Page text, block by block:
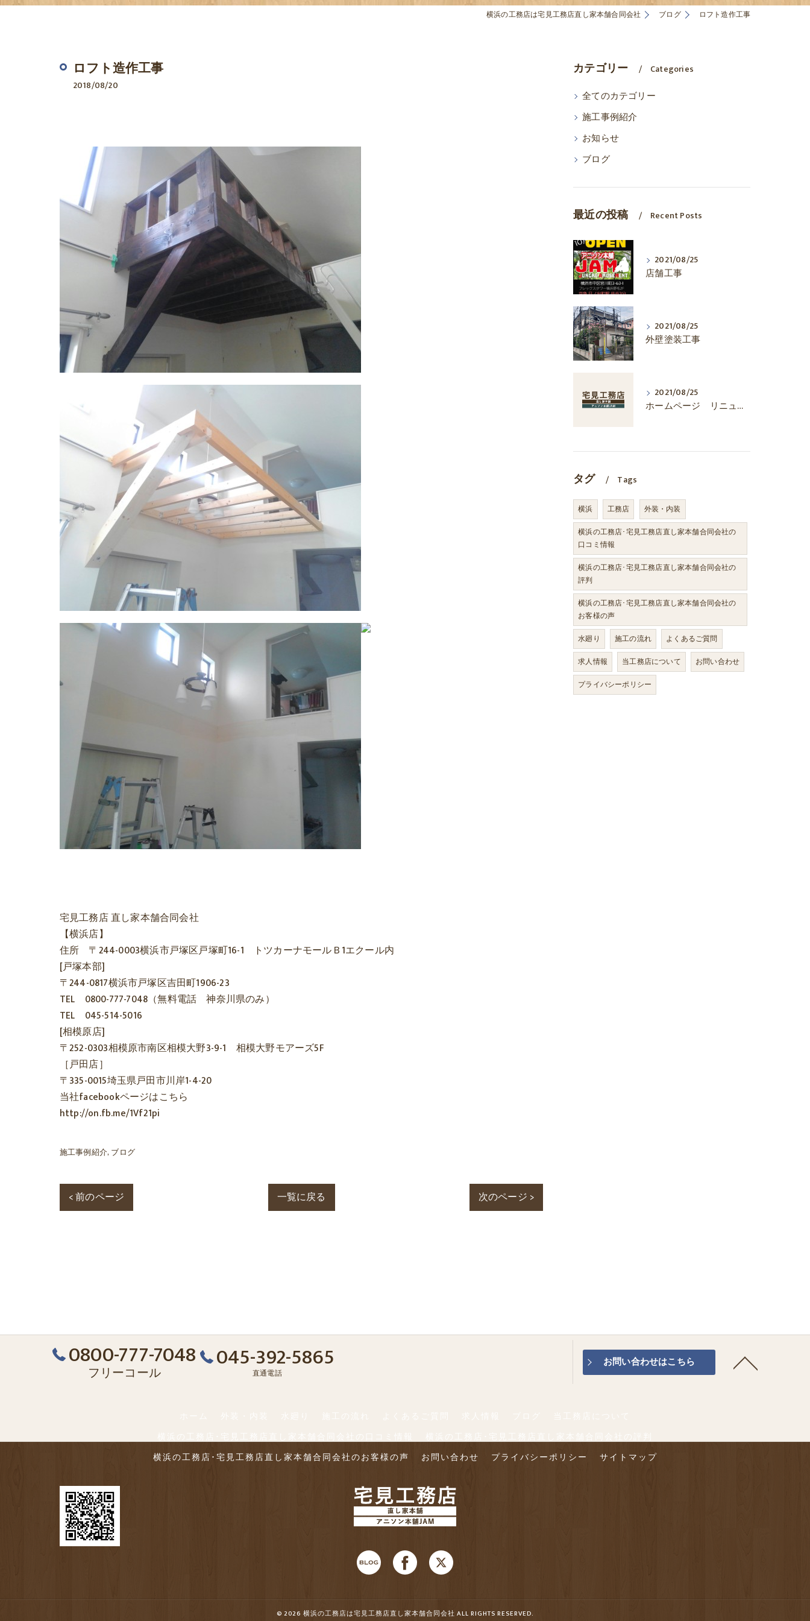
横浜の工務店は宅見工務店直し家本舗合同会社 ブログ ロフト造作工事
ロフト造作工事
2018/08/20
宅見工務店 直し家本舗合同会社
【横浜店】
住所 〒244-0003横浜市戸塚区戸塚町16-1 トツカーナモールＢ1エクール内
[戸塚本部]
〒244-0817横浜市戸塚区吉田町1906-23
TEL 0800-777-7048（無料電話 神奈川県のみ）
TEL 045-514-5016
[相模原店]
〒252-0303相模原市南区相模大野3-9-1 相模大野モアーズ5F
［戸田店］
〒335-0015埼玉県戸田市川岸1-4-20
当社facebookページはこちら
http://on.fb.me/1Vf21pi
施工事例紹介 ブログ
< 前のページ 一覧に戻る 次のページ >
カテゴリー Categories
全てのカテゴリー
施工事例紹介
お知らせ
ブログ
最近の投稿 Recent Posts
2021/08/25
店舗工事
2021/08/25
外壁塗装工事
2021/08/25
ホームページ リニューアル
タグ Tags
横浜 工務店
外装・内装
横浜の工務店･宅見工務店直し家本舗合同会社の
口コミ情報
横浜の工務店･宅見工務店直し家本舗合同会社の
評判
横浜の工務店･宅見工務店直し家本舗合同会社の
お客様の声
水廻り
施工の流れ
よくあるご質問
求人情報
当工務店について
お問い合わせ
プライバシーポリシー
0800-777-7048
フリーコール 045-392-5865
直通電話
お問い合わせはこちら
横浜の工務店･宅見工務店直し家本舗合同会社のお客様の声
お問い合わせ プライバシーポリシー サイトマップ
© 2026 横浜の工務店は宅見工務店直し家本舗合同会社 ALL RIGHTS RESERVED.